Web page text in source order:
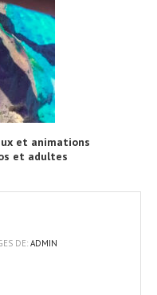
et animations
et adultes
DE: ADMIN